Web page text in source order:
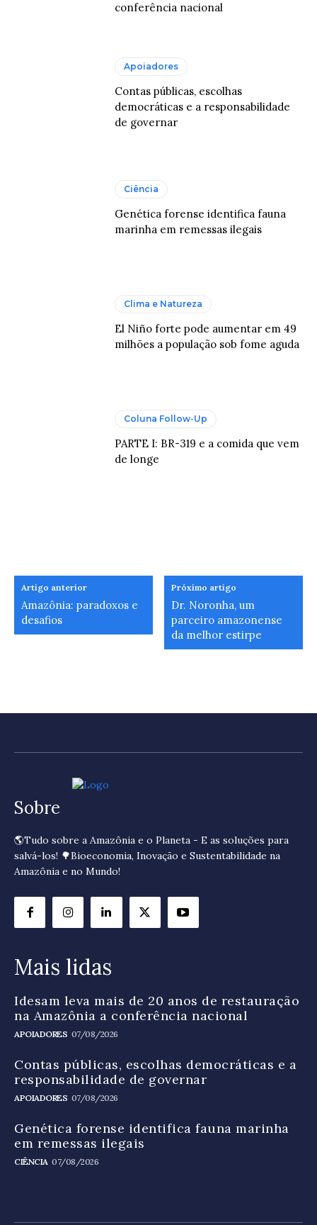
conferência nacional
Apoiadores
Contas públicas, escolhas
democráticas e a responsabilidade
de governar
Ciência
Genética forense identifica fauna
marinha em remessas ilegais
Clima e Natureza
El Niño forte pode aumentar em 49
milhões a população sob fome aguda
Coluna Follow-Up
PARTE I: BR-319 e a comida que vem
de longe
Artigo anterior
Amazônia: paradoxos e
desafios
Próximo artigo
Dr. Noronha, um
parceiro amazonense
da melhor estirpe
Sobre
🌎Tudo sobre a Amazônia e o Planeta - E as soluções para
salvá-los! 🌳Bioeconomia, Inovação e Sustentabilidade na
Amazônia e no Mundo!
Mais lidas
Idesam leva mais de 20 anos de restauração
na Amazônia a conferência nacional
APOIADORES 07/08/2026
Contas públicas, escolhas democráticas e a
responsabilidade de governar
APOIADORES 07/08/2026
Genética forense identifica fauna marinha
em remessas ilegais
CIÊNCIA 07/08/2026